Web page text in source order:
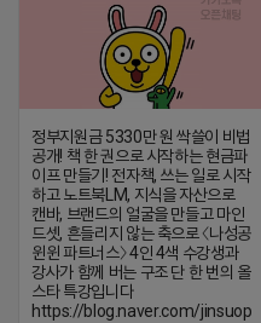
정부지원금 5330만 원 싹쓸이 비법
공개! 책 한 권으로 시작하는 현금파
이프 만들기! 전자책, 쓰는 일로 시작
하고 노트북LM, 지식을 자산으로
캔바, 브랜드의 얼굴을 만들고 마인
드셋, 흔들리지 않는 축으로 〈나성공
윈윈 파트너스〉 4인 4색 수강생과
강사가 함께 버는 구조 단 한 번의 올
스타 특강입니다
https://blog.naver.com/